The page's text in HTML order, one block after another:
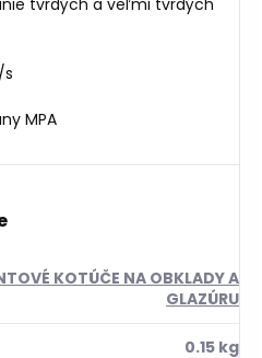
tvrdých a veľmi tvrdých
MPA
KOTÚČE NA OBKLADY A
GLAZÚRU
0.15 kg